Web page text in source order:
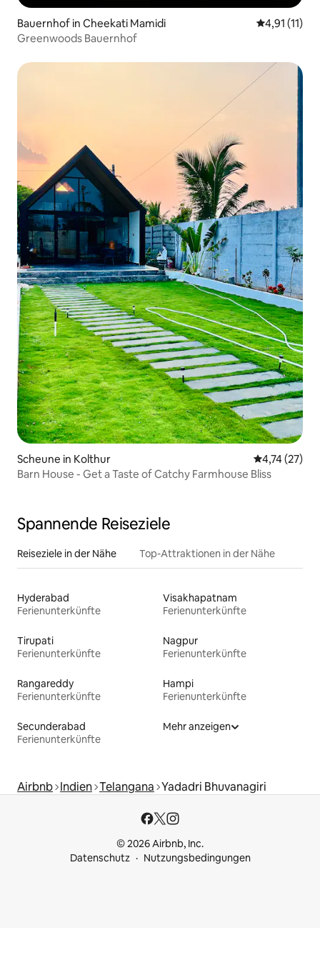
Bauernhof in Cheekati Mamidi
4,91 (11)
Greenwoods Bauernhof
Scheune in Kolthur
4,74 (27)
Barn House - Get a Taste of Catchy Farmhouse Bliss
Spannende Reiseziele
Reiseziele in der Nähe Top-Attraktionen in der Nähe
Hyderabad
Ferienunterkünfte
Visakhapatnam
Ferienunterkünfte
Tirupati
Ferienunterkünfte
Nagpur
Ferienunterkünfte
Rangareddy
Ferienunterkünfte
Hampi
Ferienunterkünfte
Secunderabad
Ferienunterkünfte
Mehr anzeigen
Airbnb Indien Telangana Yadadri Bhuvanagiri
© 2026 Airbnb, Inc.
Datenschutz
Nutzungsbedingungen